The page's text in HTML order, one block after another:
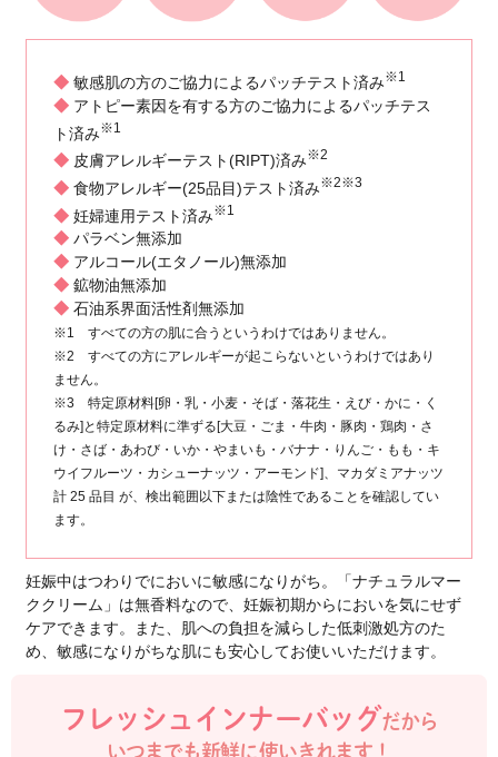
「高保湿」「肌の弾力」「肌の
容オイルからできた高保湿オ
と油分を1本で同時にチャージ
簡単お手入れでキレイボディへ
乾燥を防いで、